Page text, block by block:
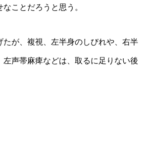
ことだろうと思う。
たが、複視、左半身のしびれや、右半
左声帯麻痺などは、取るに足りない後